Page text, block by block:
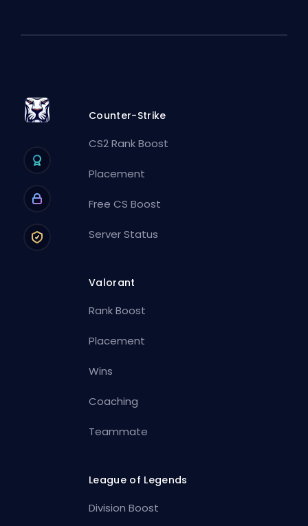
Counter-Strike
CS2 Rank Boost
Placement
Free CS Boost
Server Status
Valorant
Rank Boost
Placement
Wins
Coaching
Teammate
League of Legends
Division Boost